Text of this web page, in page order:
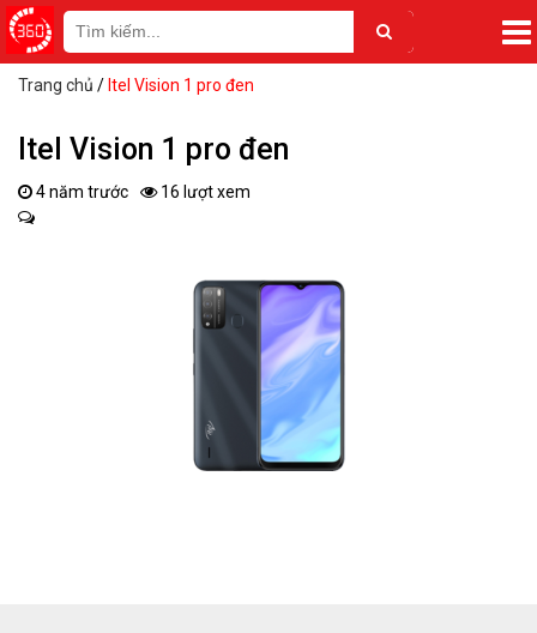
Trang chủ / Itel Vision 1 pro đen
Itel Vision 1 pro đen
4 năm trước 16 lượt xem